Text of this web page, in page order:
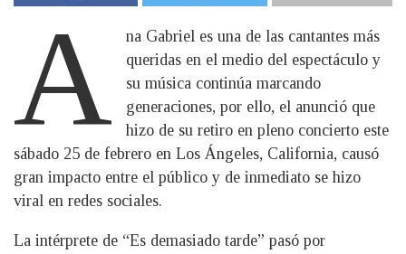
A
na Gabriel es una de las cantantes más
queridas en el medio del espectáculo y
su música continúa marcando
generaciones, por ello, el anunció que
hizo de su retiro en pleno concierto este
sábado 25 de febrero en Los Ángeles, California, causó
gran impacto entre el público y de inmediato se hizo
viral en redes sociales.
La intérprete de “Es demasiado tarde” pasó por